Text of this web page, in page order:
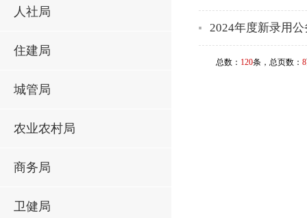
人社局
住建局
城管局
农业农村局
商务局
卫健局
2024年度新录用
总数： 120条，总页数： 8